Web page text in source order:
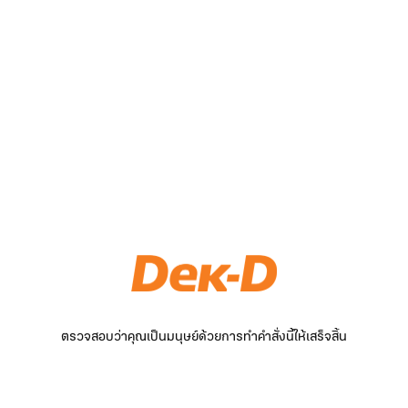
ตรวจสอบว่าคุณเป็นมนุษย์ด้วยการทำคำสั่งนี้ให้เสร็จสิ้น